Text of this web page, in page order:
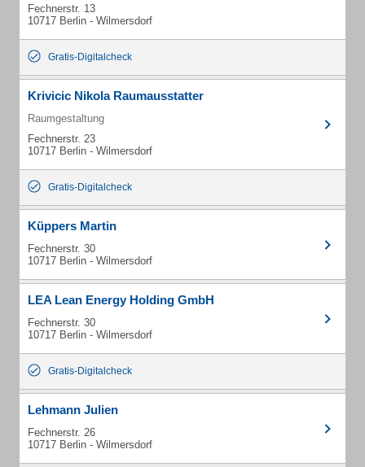
Fechnerstr. 13
10717 Berlin - Wilmersdorf
Gratis-Digitalcheck
Krivicic Nikola Raumausstatter
Raumgestaltung
Fechnerstr. 23
10717 Berlin - Wilmersdorf
Gratis-Digitalcheck
Küppers Martin
Fechnerstr. 30
10717 Berlin - Wilmersdorf
LEA Lean Energy Holding GmbH
Fechnerstr. 30
10717 Berlin - Wilmersdorf
Gratis-Digitalcheck
Lehmann Julien
Fechnerstr. 26
10717 Berlin - Wilmersdorf